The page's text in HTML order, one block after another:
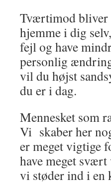
Tværtimod bliver
hjemme i dig
fejl og have
personlig
vil du højst
du er i dag.
Mennesket som
Vi skaber her
er meget vigtige
have meget
vi støder ind i en